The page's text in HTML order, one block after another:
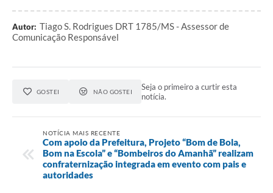
Autor: Tiago S. Rodrigues DRT 1785/MS - Assessor de
Comunicação Responsável
GOSTEI NÃO GOSTEI
Seja o primeiro a curtir esta
notícia.
NOTÍCIA MAIS RECENTE
Com apoio da Prefeitura, Projeto “Bom de Bola,
Bom na Escola” e “Bombeiros do Amanhã” realizam
confraternização integrada em evento com pais e
autoridades